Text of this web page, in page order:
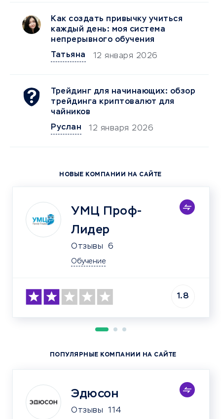
Как создать привычку учиться
каждый день: моя система
непрерывного обучения
Татьяна
12 января 2026
Трейдинг для начинающих: обзор
трейдинга криптовалют для
чайников
Руслан
12 января 2026
НОВЫЕ КОМПАНИИ НА САЙТЕ
УМЦ Проф-
Лидер
Отзывы 6
Обучение
1.8
ПОПУЛЯРНЫЕ КОМПАНИИ НА САЙТЕ
Эдюсон
Отзывы 114